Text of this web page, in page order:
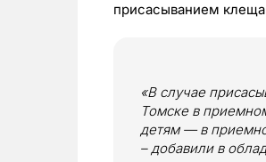
присасыванием клеща
«В случае
Томске в
детям — в
– добавили в